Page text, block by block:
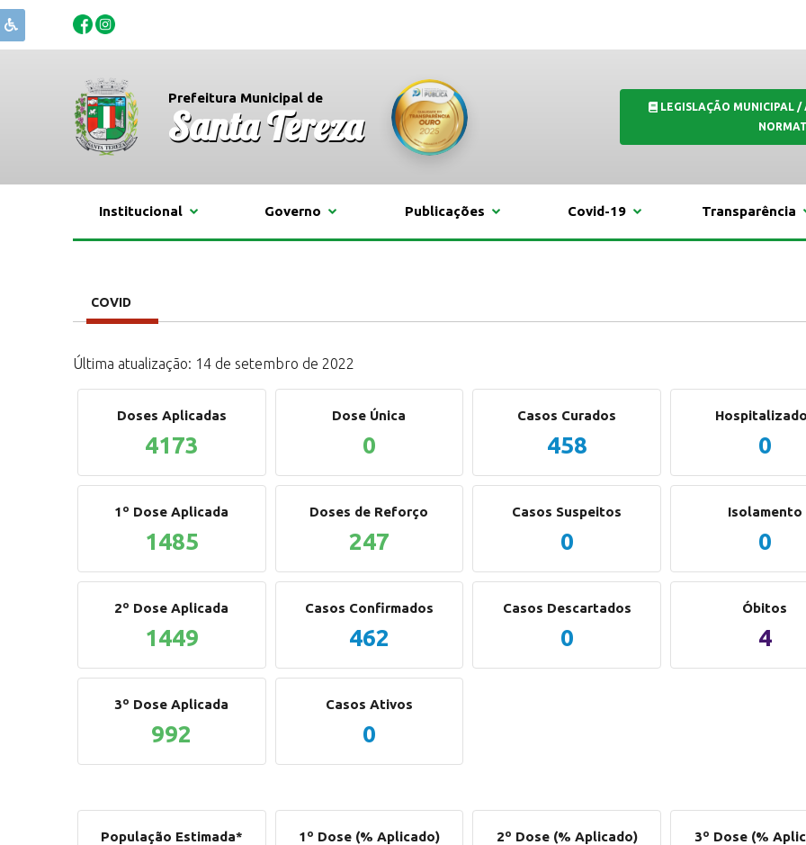
Prefeitura Municipal de
Santa Tereza
LEGISLAÇÃO MUNICIPAL /
Institucional Governo Publicações Covid-19 Transparência
COVID
Última atualização: 14 de setembro de 2022
Doses Aplicadas
4173
1º Dose Aplicada
1485
2º Dose Aplicada
1449
3º Dose Aplicada
992
Dose Única
0
Doses de Reforço
247
Casos Confirmados
462
Casos Ativos
0
Casos Curados
458
Casos Suspeitos
0
Casos Descartados
0
0
Isolamento
0
Óbitos
4
População Estimada* 1º Dose (% Aplicado) 2º Dose (% Aplicado) 3º Dose (%